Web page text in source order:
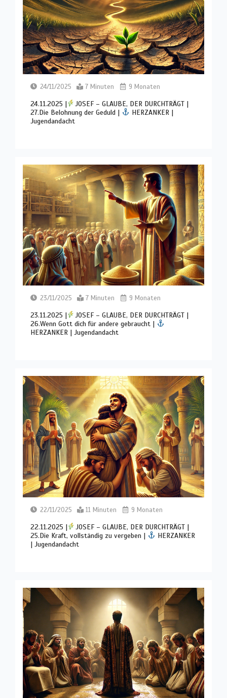
24/11/2025 7 Minuten 9 Monaten
24.11.2025 |
JOSEF – GLAUBE, DER DURCHTRÄGT |
27.Die Belohnung der Geduld |
HERZANKER |
Jugendandacht
23/11/2025 7 Minuten 9 Monaten
23.11.2025 |
JOSEF – GLAUBE, DER DURCHTRÄGT |
26.Wenn Gott dich für andere gebraucht |
HERZANKER | Jugendandacht
22/11/2025 11 Minuten 9 Monaten
22.11.2025 |
JOSEF – GLAUBE, DER DURCHTRÄGT |
25.Die Kraft, vollständig zu vergeben |
HERZANKER
| Jugendandacht